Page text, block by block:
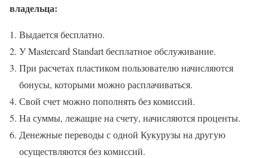
владельца:
Выдается бесплатно.
У Mastercard Standart бесплатное обслуживание.
При расчетах пластиком пользователю начисляются
бонусы, которыми можно расплачиваться.
Свой счет можно пополнять без комиссий.
На суммы, лежащие на счету, начисляются проценты.
Денежные переводы с одной Кукурузы на другую
осуществляются без комиссий.